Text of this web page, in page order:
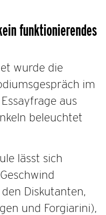
funktionierendes
wurde die
im
aus
beleuchtet
lässt sich
Diskutanten,
und Forgiarini),